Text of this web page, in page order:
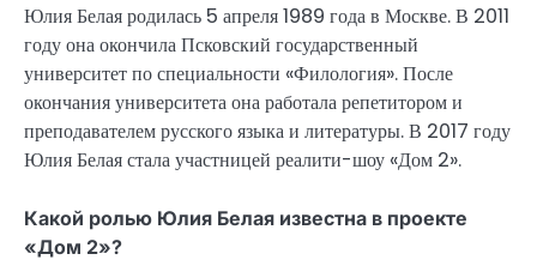
Юлия Белая родилась 5 апреля 1989 года в Москве. В 2011
году она окончила Псковский государственный
университет по специальности «Филология». После
окончания университета она работала репетитором и
преподавателем русского языка и литературы. В 2017 году
Юлия Белая стала участницей реалити-шоу «Дом 2».
Какой ролью Юлия Белая известна в проекте
«Дом 2»?